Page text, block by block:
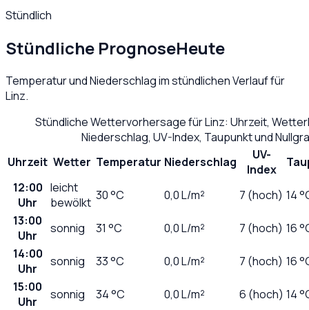
Stündlich
Stündliche PrognoseHeute
Temperatur und Niederschlag im stündlichen Verlauf für
Linz.
Stündliche Wettervorhersage fürLinz: Uhrzeit,
Niederschlag, UV-Index, Taupunkt und
Uhrzeit Wetter Temperatur Niederschlag
UV-
Index
12:00
Uhr
leicht
bewölkt 30°C 0,0L/m² 7 (hoch) 14
13:00
Uhr
sonnig 31 °C 0,0L/m² 7 (hoch) 16
14:00
Uhr
sonnig 33°C 0,0L/m² 7 (hoch) 16
15:00
Uhr
sonnig 34°C 0,0L/m² 6 (hoch) 14